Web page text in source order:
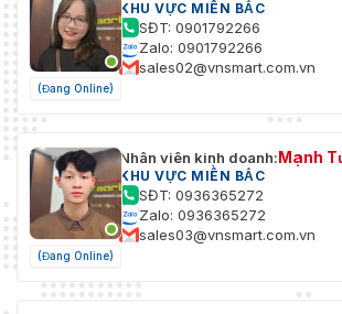
(Đang Online)
KHU VỰC MIỀN BẮC
SĐT: 0901792266
Zalo: 0901792266
sales02@vnsmart.com.vn
(Đang Online)
Nhân viên kinh doanh:Mạnh
KHU VỰC MIỀN BẮC
SĐT: 0936365272
Zalo: 0936365272
sales03@vnsmart.com.vn